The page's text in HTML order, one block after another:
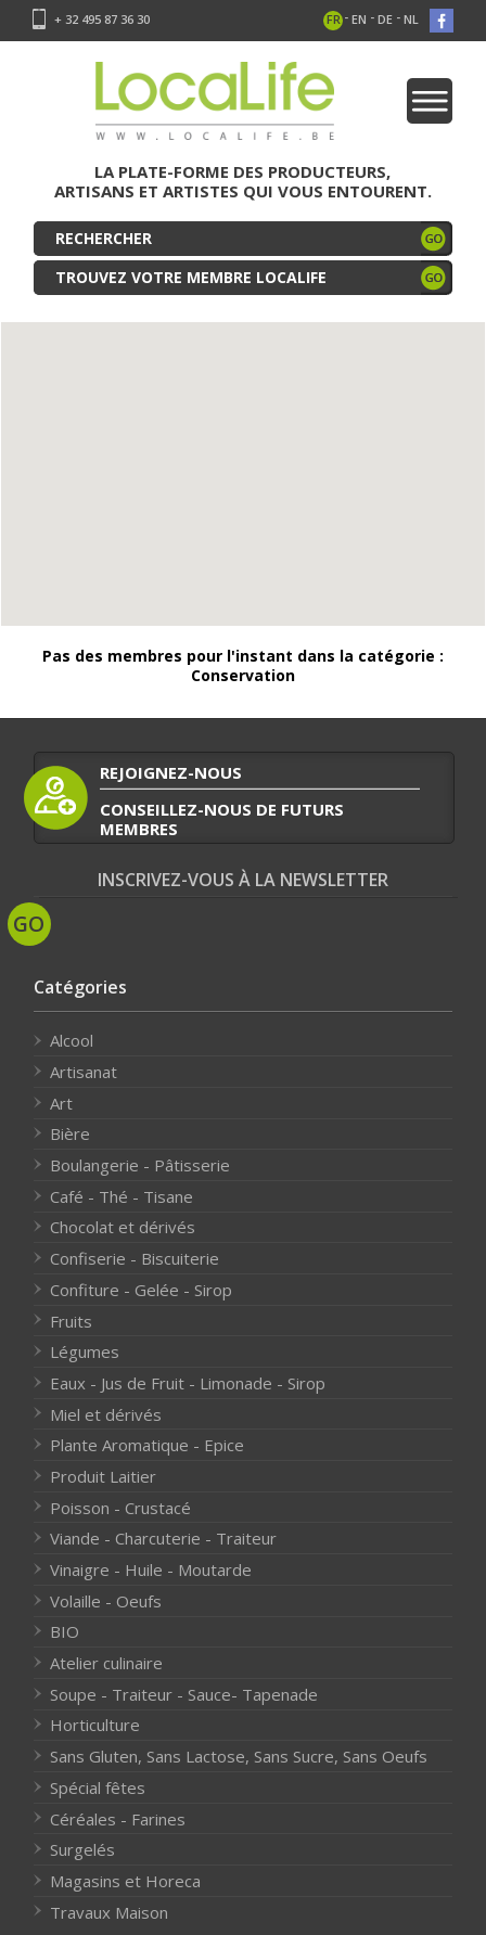
+ 32 495 87 36 30 FR - EN - DE - NL
LA PLATE-FORME DES PRODUCTEURS,
ARTISANS ET ARTISTES QUI VOUS ENTOURENT.
TROUVEZ VOTRE MEMBRE LOCALIFE
Pas des membres pour l'instant dans la catégorie :
Conservation
REJOIGNEZ-NOUS
CONSEILLEZ-NOUS DE FUTURS
MEMBRES
INSCRIVEZ-VOUS À LA NEWSLETTER
Catégories
Alcool
Artisanat
Art
Bière
Boulangerie - Pâtisserie
Café - Thé - Tisane
Chocolat et dérivés
Confiserie - Biscuiterie
Confiture - Gelée - Sirop
Fruits
Légumes
Eaux - Jus de Fruit - Limonade - Sirop
Miel et dérivés
Plante Aromatique - Epice
Produit Laitier
Poisson - Crustacé
Viande - Charcuterie - Traiteur
Vinaigre - Huile - Moutarde
Volaille - Oeufs
BIO
Atelier culinaire
Soupe - Traiteur - Sauce- Tapenade
Horticulture
Sans Gluten, Sans Lactose, Sans Sucre, Sans Oeufs
Spécial fêtes
Céréales - Farines
Surgelés
Magasins et Horeca
Travaux Maison